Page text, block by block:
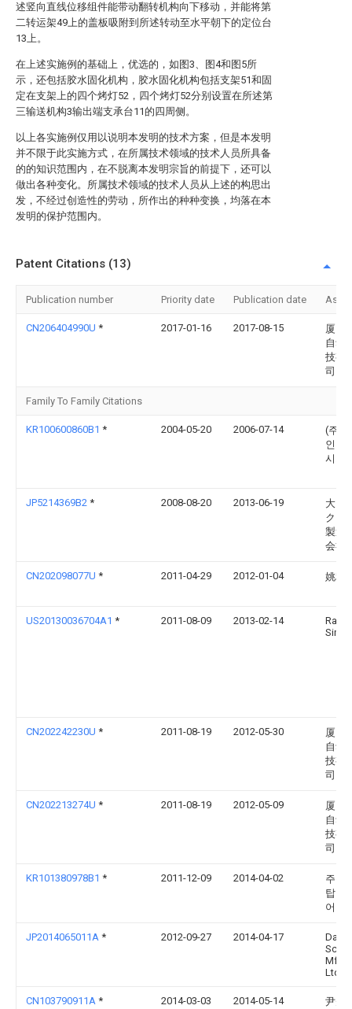
述竖向直线位移组件能带动翻转机构向下移动，并能将第
二转运架49上的盖板吸附到所述转动至水平朝下的定位台
13上。
在上述实施例的基础上，优选的，如图3、图4和图5所
示，还包括胶水固化机构，胶水固化机构包括支架51和固
定在支架上的四个烤灯52，四个烤灯52分别设置在所述第
三输送机构3输出端支承台11的四周侧。
以上各实施例仅用以说明本发明的技术方案，但是本发明
并不限于此实施方式，在所属技术领域的技术人员所具备
的的知识范围内，在不脱离本发明宗旨的前提下，还可以
做出各种变化。所属技术领域的技术人员从上述的构思出
发，不经过创造性的劳动，所作出的种种变换，均落在本
发明的保护范围内。
Patent Citations (13)
Publication number Priority date Publication date
CN206404990U * 2017-01-16 2017-08-15
厦门
自动
技有
司
Family To Family Citations
KR100600860B1 * 2004-05-20 2006-07-14
(주)
인유
시스
JP5214369B2 * 2008-08-20 2013-06-19
大日
クリ
製造
会社
CN202098077U * 2011-04-29 2012-01-04 姚利
US20130036704A1 * 2011-08-09 2013-02-14
CN202242230U * 2011-08-19 2012-05-30
厦门
自动
技有
司
CN202213274U * 2011-08-19 2012-05-09
厦门
自动
技有
司
KR101380978B1 * 2011-12-09 2014-04-02
주식
탑 엔
어링
JP2014065011A * 2012-09-27 2014-04-17
Mfg
Ltd
CN103790911A * 2014-03-03 2014-05-14 尹先